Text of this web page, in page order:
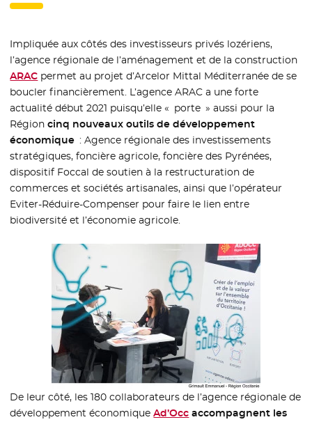
Impliquée aux côtés des investisseurs privés lozériens,
l’agence régionale de l’aménagement et de la construction
ARAC - Nouvelle fenêtre
permet au projet d’Arcelor Mittal Méditerranée de se
boucler financièrement. L’agence ARAC a une forte
actualité début 2021 puisqu’elle « porte » aussi pour la
Régioncinq nouveaux outils de développement
économique : Agence régionale des investissements
stratégiques, foncière agricole, foncière des Pyrénées,
dispositif Foccal de soutien à la restructuration de
commerces et sociétés artisanales, ainsi que l’opérateur
Eviter-Réduire-Compenser pour faire le lien entre
biodiversité et l’économie agricole.
De leur côté, les 180 collaborateurs de l’agence régionale de
développement économiqueAd’Occ - Nouvelle fenêtre
accompagnent les